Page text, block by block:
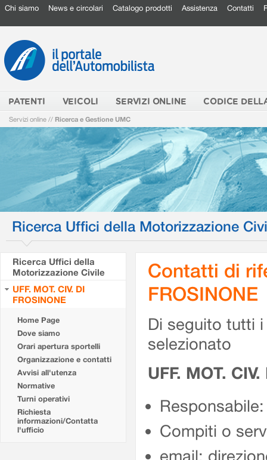
Chi siamo News e circolari Catalogo prodotti Assistenza Contatti
PATENTI VEICOLI SERVIZI ONLINE CODICE
Servizi online // Ricerca e Gestione UMC
Ricerca Uffici della Motorizzazione
Ricerca Uffici della
Motorizzazione Civile
UFF. MOT. CIV. DI
FROSINONE
Home Page
Dove siamo
Orari apertura sportelli
Organizzazione e contatti
Avvisi all'utenza
Normative
Turni operativi
Richiesta
informazioni/Contatta
l'ufficio
Contatti di
FROSINONE
Di seguito tutti
selezionato
UFF. MOT.
Compiti o
email: